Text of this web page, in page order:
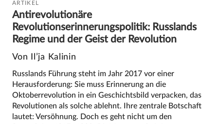
ARTIKEL
Antirevolutionäre
Revolutionserinnerungspolitik: Russlands
Regime und der Geist der Revolution
Von Il’ja Kalinin
Russlands Führung steht im Jahr 2017 vor einer
Herausforderung: Sie muss Erinnerung an die
Oktoberrevolution in ein Geschichtsbild verpacken, das
Revolutionen als solche ablehnt. Ihre zentrale Botschaft
lautet: Versöhnung. Doch es geht nicht um den